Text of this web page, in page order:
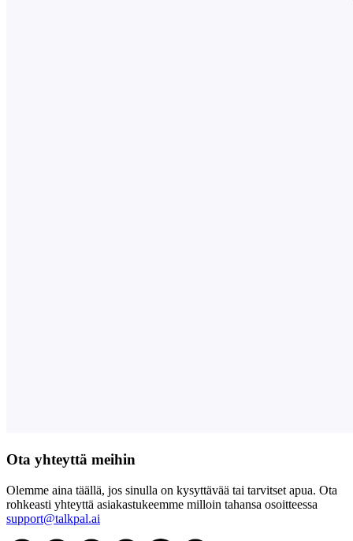
Ota yhteyttä meihin
Olemme aina täällä, jos sinulla on kysyttävää tai tarvitset apua. Ota
rohkeasti yhteyttä asiakastukeemme milloin tahansa osoitteessa
support@talkpal.ai